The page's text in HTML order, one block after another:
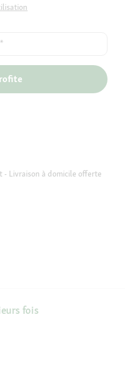
*
- Livraison à domicile offerte
fois